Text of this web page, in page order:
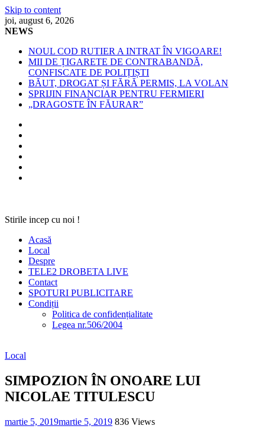
Skip to content
joi, august 6, 2026
NEWS
NOUL COD RUTIER A INTRAT ÎN VIGOARE!
MII DE ȚIGARETE DE CONTRABANDĂ,
CONFISCATE DE POLIȚIȘTI
BĂUT, DROGAT ȘI FĂRĂ PERMIS, LA VOLAN
SPRIJIN FINANCIAR PENTRU FERMIERI
„DRAGOSTE ÎN FĂURAR”
Stirile incep cu noi !
Acasă
Local
Despre
TELE2 DROBETA LIVE
Contact
SPOTURI PUBLICITARE
Condiții
Politica de confidențialitate
Legea nr.506/2004
Local
SIMPOZION ÎN ONOARE LUI
NICOLAE TITULESCU
martie 5, 2019martie 5, 2019 836 Views